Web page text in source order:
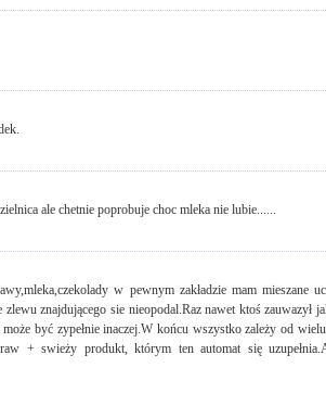
ale chetnie poprobuje choc mleka nie lubie......
w pewnym zakładzie mam mieszane
znajdującego sie nieopodal.Raz nawet ktoś zauwazył
być zypełnie inaczej.W końcu wszystko zależy od
+ swieży produkt, którym ten automat się